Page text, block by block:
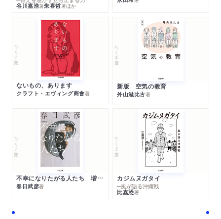
谷川嘉浩著朱喜哲著ほか
ちくま文庫
ないもの、あります
クラフト・エヴィング商會著
ちくま文庫
新版 空気の教育
外山滋比古著
ちくま文庫
不幸になりたがる人たち 増補新版
春日武彦著
ちくま文庫
カジムヌガタイ
─風が語る沖縄戦
比嘉慂著